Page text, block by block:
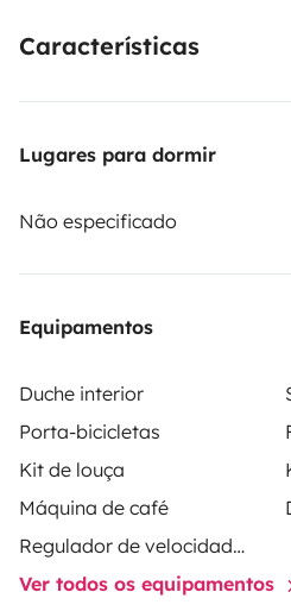
une liste des commodités et
- GPS
- Autoradio Bluetooth
- Siège en cuir avec double
Confort :
- Nombreuses possibilités
ambiance chaleureuse et
- TV par satellite
- Chauffage au gaz
- Climatisation intégrale (sous
Características
Lugares para dormir
Não especificado
Equipamentos
Duche interior
Porta-bicicletas
Kit de louça
Máquina de café
Regulador de velocidade / Cruise Control
Ver todos os equipamentos